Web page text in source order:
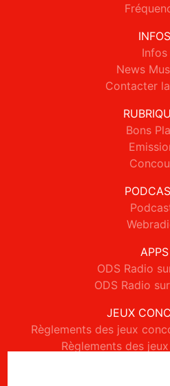
INFOS
Infos
News
Contacter
Bons
APPS
ODS Radio
ODS Radio
JEUX
Règlements des jeux
Règlements des